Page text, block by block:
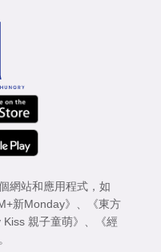
網站和應用程式，如
新Monday》 、
《東方
Kiss 親子童萌》 、
《經
。